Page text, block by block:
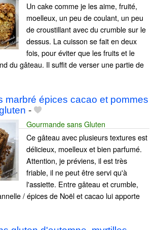
Un cake comme je les aime, fruité,
moelleux, un peu de coulant, un peu
de croustillant avec du crumble sur le
dessus. La cuisson se fait en deux
fois, pour éviter que les fruits et le
du gâteau. Il suffit de verser une partie de
marbré épices cacao et pommes
-
Gourmande sans Gluten
Ce gâteau avec plusieurs textures est
délicieux, moelleux et bien parfumé.
Attention, je préviens, il est très
friable, il ne peut être servi qu'à
l'assiette. Entre gâteau et crumble,
/ épices de Noël et cacao lui apporte